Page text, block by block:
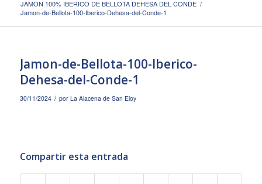
JAMON 100% IBERICO DE BELLOTA DEHESA DEL CONDE /
Jamon-de-Bellota-100-Iberico-Dehesa-del-Conde-1
Jamon-de-Bellota-100-Iberico-
Dehesa-del-Conde-1
30/11/2024 / por La Alacena de San Eloy
Compartir esta entrada